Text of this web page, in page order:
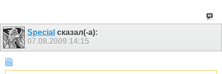
Special сказал(-а):
07.08.2009 14:15